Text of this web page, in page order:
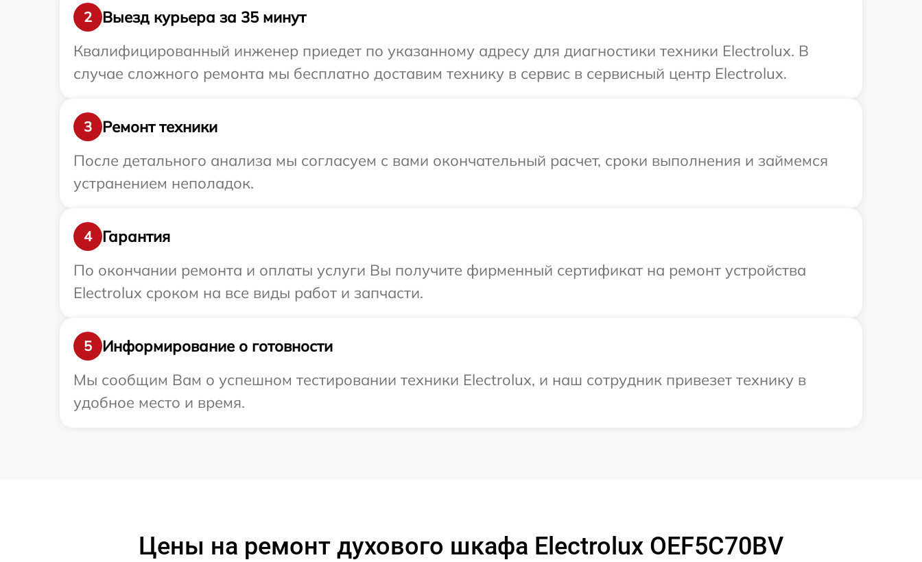
2
Выезд курьера за 35 минут
Квалифицированный инженер приедет по указанному адресу для диагностики техники Electrolux. В
случае сложного ремонта мы бесплатно доставим технику в сервис в сервисный центр Electrolux.
3
Ремонт техники
После детального анализа мы согласуем с вами окончательный расчет, сроки выполнения и займемся
устранением неполадок.
4
Гарантия
По окончании ремонта и оплаты услуги Вы получите фирменный сертификат на ремонт устройства
Electrolux сроком на все виды работ и запчасти.
5
Информирование о готовности
Мы сообщим Вам о успешном тестировании техники Electrolux, и наш сотрудник привезет технику в
удобное место и время.
Цены на ремонт духового шкафа Electrolux OEF5C70BV